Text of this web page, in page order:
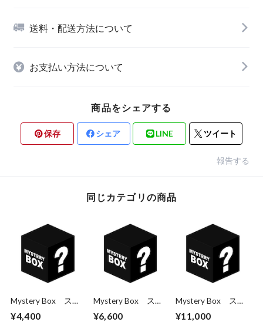
送料・配送方法について
お支払い方法について
商品をシェアする
保存 シェア LINE ツイート
報告する
同じカテゴリの商品
Mystery Box ステ
¥4,400
Mystery Box ステ
¥6,600
Mystery Box ステ
¥11,000